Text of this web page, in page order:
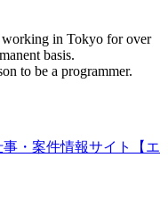
in Tokyo for over
basis.
to be a programmer.
・案件情報サイト【エ